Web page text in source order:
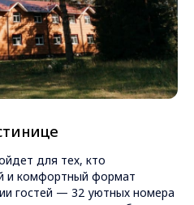
для тех, кто
и комфортный формат
гостей — 32 уютных номера